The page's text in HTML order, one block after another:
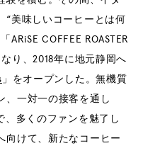
“美味しいコーヒーとは何
ARiSE COFFEE ROASTER
り、2018年に地元静岡へ
」をオープンした。無機質
、一対一の接客を通し
、多くのファンを魅了し
向けて、新たなコーヒー